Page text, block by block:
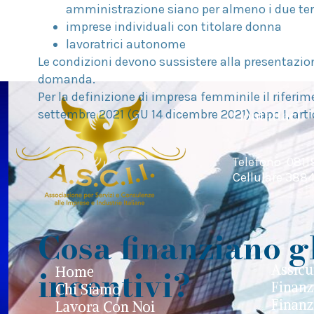
Contattaci
Telefono
Cellulare
Home
Chi Siamo
Lavora Con Noi
amministrazione siano per almeno i due
imprese individuali con titolare donna
lavoratrici autonome
Le condizioni devono sussistere alla
domanda.
Per la definizione di impresa femminile il
settembre 2021 (GU 14 dicembre 2021) capo I,
Cosa finanziano
incentivi?